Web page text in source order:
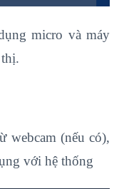
micro và máy
webcam (nếu có),
với hệ thống